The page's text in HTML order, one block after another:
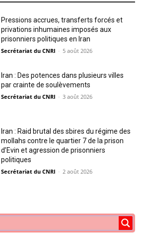
Pressions accrues, transferts forcés et
privations inhumaines imposés aux
prisonniers politiques en Iran
Secrétariat du CNRI - 5 août 2026
Iran : Des potences dans plusieurs villes
par crainte de soulèvements
Secrétariat du CNRI - 3 août 2026
Iran : Raid brutal des sbires du régime des
mollahs contre le quartier 7 de la prison
d’Evin et agression de prisonniers
politiques
Secrétariat du CNRI - 2 août 2026